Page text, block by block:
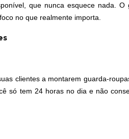
que nunca esquece nada.
no que realmente importa.
clientes a montarem guarda-
só tem 24 horas no dia e não